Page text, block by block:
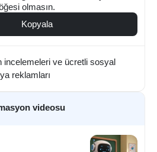
olmasın.
Kopyala
incelemeleri ve ücretli sosyal
reklamları
videosu